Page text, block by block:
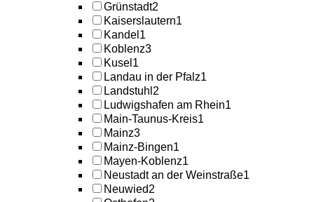
Grünstadt2
Kaiserslautern1
Kandel 1
Koblenz3
Kusel 1
Landau in der Pfalz1
Landstuhl 2
Ludwigshafen am Rhein1
Main-Taunus-Kreis1
Mainz3
Mainz-Bingen1
Mayen-Koblenz1
Neustadt an der Weinstraße1
Neuwied2